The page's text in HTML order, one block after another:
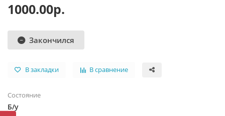
1000.00р.
Закончился
В закладки В сравнение
Состояние
Б/у